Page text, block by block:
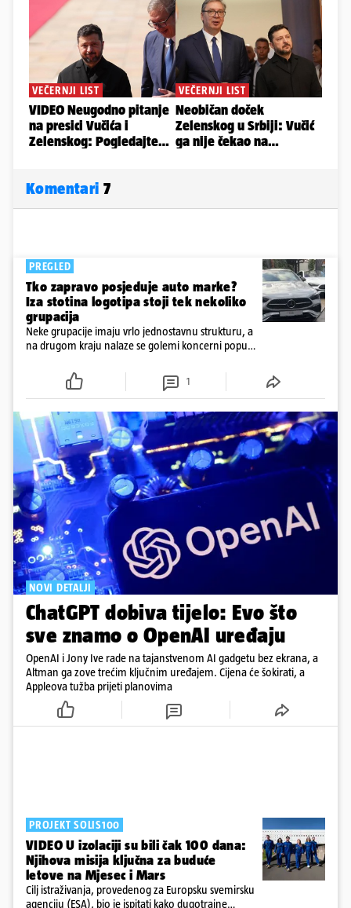
Komentari 7
PREGLED
Tko zapravo posjeduje auto marke?
Iza stotina logotipa stoji tek nekoliko
grupacija
Neke grupacije imaju vrlo jednostavnu strukturu, a
na drugom kraju nalaze se golemi koncerni poput
1
NOVI DETALJI
ChatGPT dobiva tijelo: Evo što
sve znamo o OpenAI uređaju
OpenAI i Jony Ive rade na tajanstvenom AI gadgetu bez ekrana, a
Altman ga zove trećim ključnim uređajem. Cijena će šokirati, a
Appleova tužba prijeti planovima
PROJEKT SOLIS100
VIDEO U izolaciji su bili čak 100 dana:
Njihova misija ključna za buduće
letove na Mjesec i Mars
Cilj istraživanja, provedenog za Europsku svemirsku
agenciju (ESA), bio je ispitati kako dugotrajne